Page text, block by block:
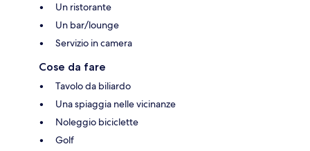
Un ristorante
Un bar/lounge
Servizio in camera
Cose da fare
Tavolo da biliardo
Una spiaggia nelle vicinanze
Noleggio biciclette
Golf